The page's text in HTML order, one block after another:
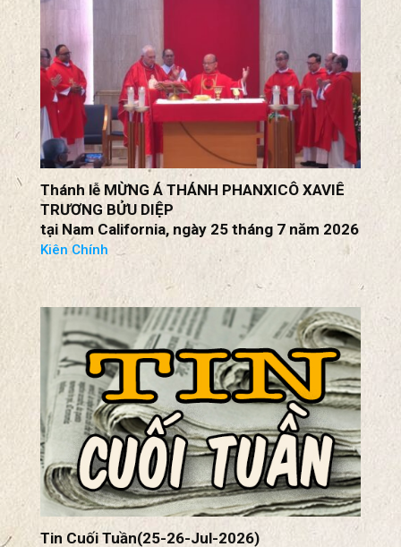
Thánh lễ MỪNG Á THÁNH PHANXICÔ XAVIÊ
TRƯƠNG BỬU DIỆP
tại Nam California, ngày 25 tháng 7 năm 2026
Kiên Chính
Tin Cuối Tuần(25-26-Jul-2026)